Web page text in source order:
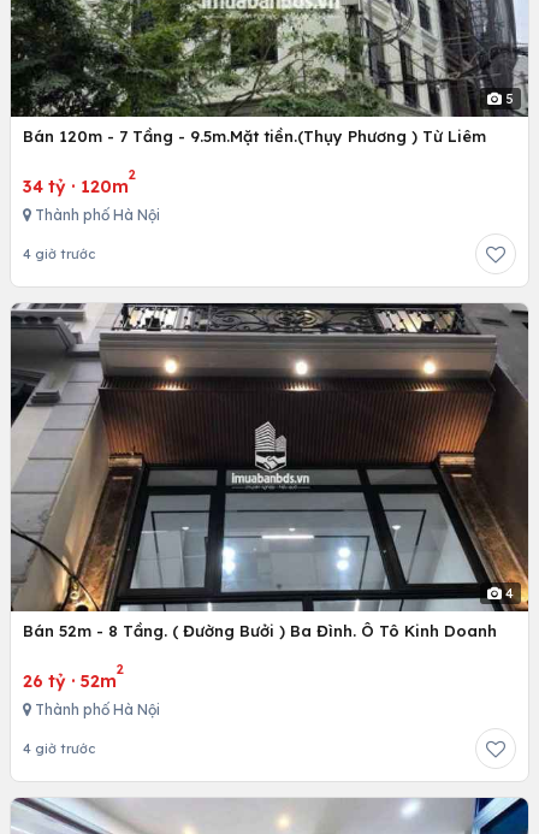
5
Bán 120m - 7 Tầng - 9.5m.Mặt tiền.(Thụy Phương ) Từ Liêm
34 tỷ · 120m
2
Thành phố Hà Nội
4 giờ trước
4
Bán 52m - 8 Tầng. ( Đường Bưởi ) Ba Đình. Ô Tô Kinh Doanh
26 tỷ · 52m
2
Thành phố Hà Nội
4 giờ trước